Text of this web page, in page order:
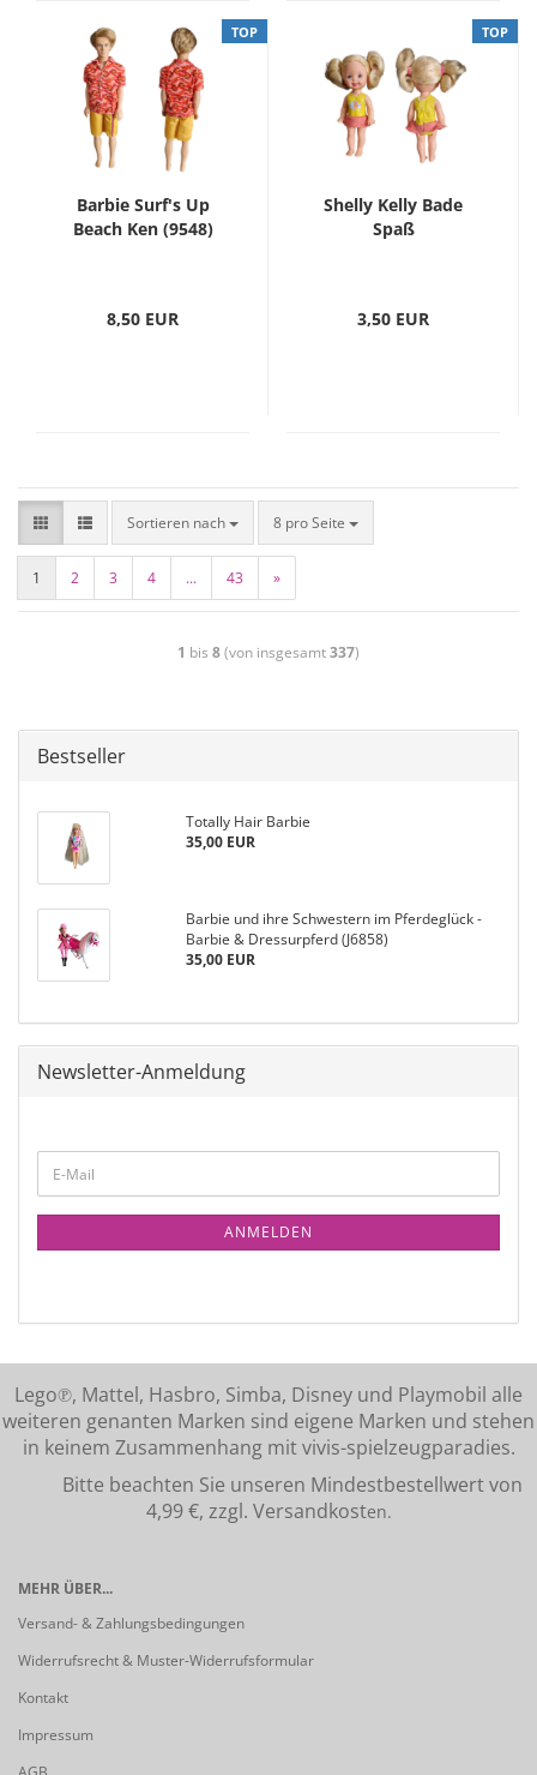
TOP
Barbie Surf's Up
Beach Ken (9548)
8,50 EUR
TOP
Shelly Kelly Bade
Spaß
3,50 EUR
Sortieren nach 8 pro Seite
1 2 3 4 ... 43 »
1 bis 8(von insgesamt337)
Bestseller
Totally Hair Barbie
35,00 EUR
Barbie und ihre Schwestern im Pferdeglück -
Barbie & Dressurpferd (J6858)
35,00 EUR
Newsletter-Anmeldung
ANMELDEN
Lego℗, Mattel, Hasbro, Simba, Disney und Playmobil alle
weiteren genanten Marken sind eigene Marken und stehen
in keinem Zusammenhang mit vivis-spielzeugparadies.
Bitte beachten Sie unseren Mindestbestellwert von
4,99 €, zzgl. Versandkosten.
MEHR ÜBER...
Versand- & Zahlungsbedingungen
Widerrufsrecht & Muster-Widerrufsformular
Kontakt
Impressum